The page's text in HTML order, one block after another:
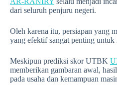
dari seluruh penjuru negeri.
Oleh karena itu, persiapan yang
yang efektif sangat penting
Meskipun prediksi skor UTBK
memberikan gambaran awal,
pada usaha dan kemampuan